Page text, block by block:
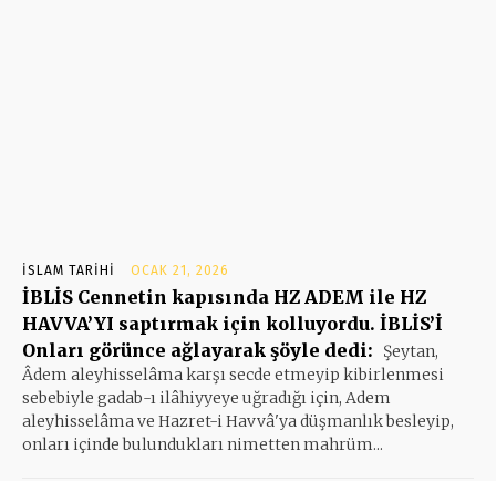
İSLAM TARIHI OCAK 21, 2026
İBLİS Cennetin kapısında HZ ADEM ile HZ
HAVVA’YI saptırmak için kolluyordu. İBLİS’İ
Onları görünce ağlayarak şöyle dedi:
Şeytan,
Âdem aleyhisselâma karşı secde etmeyip kibirlenmesi
sebebiyle gadab-ı ilâhiyyeye uğradığı için, Adem
aleyhisselâma ve Hazret-i Havvâ'ya düşmanlık besleyip,
onları içinde bulundukları nimetten mahrüm...